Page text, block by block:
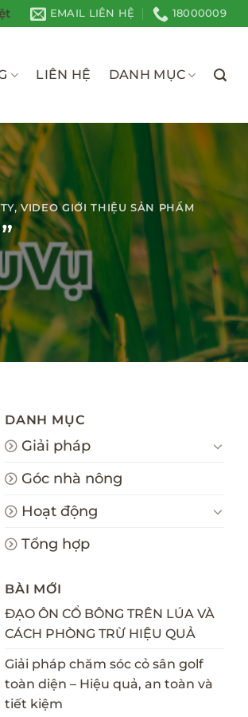
EMAIL LIÊN HỆ 18000009
LIÊN HỆ DANH MỤC
,VIDEO GIỚI THIỆU SẢN PHẨM
DANH MỤC
Giải pháp
Góc nhà nông
Hoạt động
Tổng hợp
BÀI MỚI
ĐẠO ÔN CỔ BÔNG TRÊN LÚA VÀ
CÁCH PHÒNG TRỪ HIỆU QUẢ
Giải pháp chăm sóc cỏ sân golf
toàn diện – Hiệu quả, an toàn và
tiết kiệm